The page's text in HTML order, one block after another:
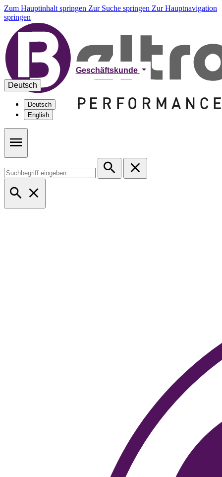
Zum Hauptinhalt springen Zur Suche springen Zur Hauptnavigation
springen
Geschäftskunde
Deutsch
Deutsch
English